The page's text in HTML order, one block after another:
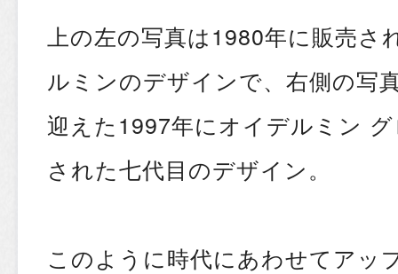
上の左の写真は1980年に販売さ
ルミンのデザインで、右側の写
迎えた1997年にオイデルミン
された七代目のデザイン。
このように時代にあわせてアッ